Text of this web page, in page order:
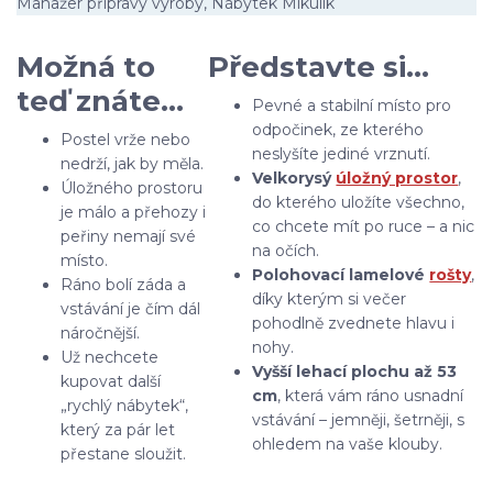
Možná to
teď znáte…
Postel vrže nebo
nedrží, jak by měla.
Úložného prostoru
je málo a přehozy i
peřiny nemají své
místo.
Ráno bolí záda a
vstávání je čím dál
náročnější.
Už nechcete
kupovat další
„rychlý nábytek“,
který za pár let
přestane sloužit.
Představte si…
Pevné a stabilní místo pro
odpočinek, ze kterého
neslyšíte jediné vrznutí.
Velkorysý úložný prostor,
do kterého uložíte všechno,
co chcete mít po ruce – a nic
na očích.
Polohovací lamelové rošty,
díky kterým si večer
pohodlně zvednete hlavu i
nohy.
Vyšší lehací plochu až 53
cm, která vám ráno usnadní
vstávání – jemněji, šetrněji, s
ohledem na vaše klouby.